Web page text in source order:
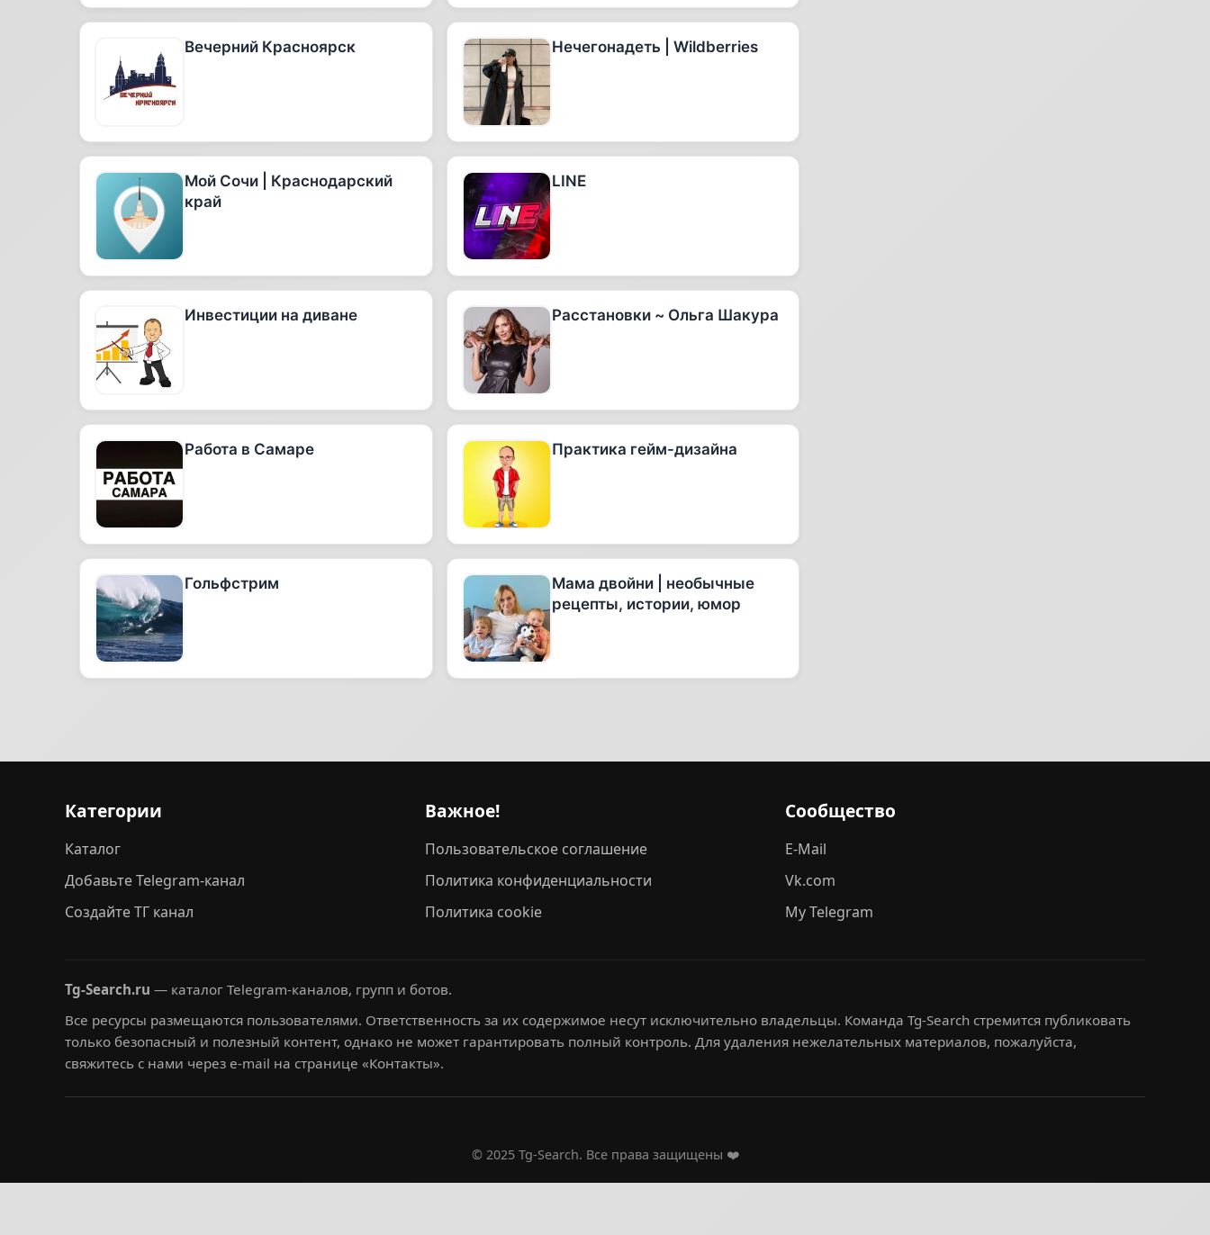
Вечерний Красноярск Нечегонадеть | Wildberries
Мой Сочи | Краснодарский
край
LINE
Инвестиции на диване Расстановки ~ Ольга Шакура
Работа в Самаре Практика гейм-дизайна
Гольфстрим
Мама двойни | необычные
рецепты, истории, юмор
Категории
Каталог
Добавьте Telegram-канал
Создайте ТГ канал
Важное!
Пользовательское соглашение
Политика конфиденциальности
Политика cookie
Сообщество
E-Mail
Vk.com
My Telegram
Tg-Search.ru — каталог Telegram-каналов, групп и ботов.
Все ресурсы размещаются пользователями. Ответственность за их содержимое несут исключительно владельцы. Команда Tg-Search стремится публиковать
только безопасный и полезный контент, однако не может гарантировать полный контроль. Для удаления нежелательных материалов, пожалуйста,
свяжитесь с нами через e-mail на странице «Контакты».
© 2025 Tg-Search. Все права защищены ❤️